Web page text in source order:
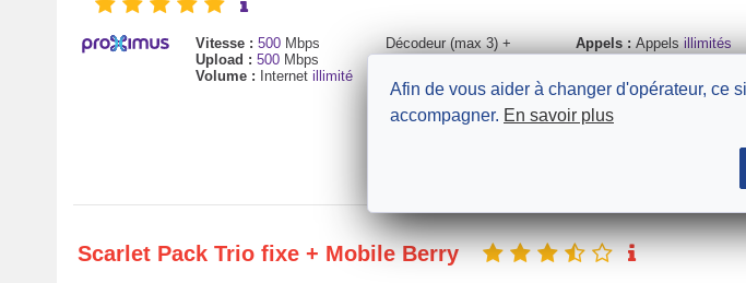
Vitesse : 500Mbps
Upload : 500Mbps
Volume :
Internet illimité
Décodeur (max 3) +
application TV
15chaines HD
Appels :Appelsillimités
Scarlet Pack Trio fixe + Mobile Berry
Afin de vous aider à changer d'opérateur, ce
accompagner. En savoir plus